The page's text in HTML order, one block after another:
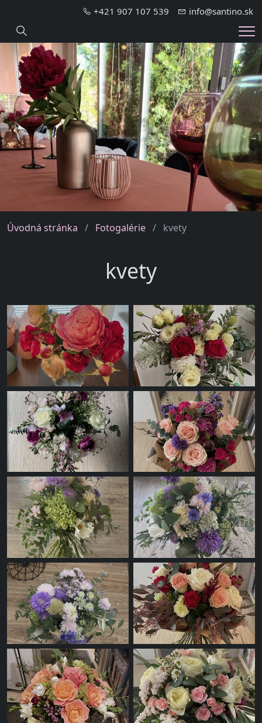
+421 907 107 539 info@santino.sk
Hledání
Úvodná stránka Fotogalérie kvety
kvety